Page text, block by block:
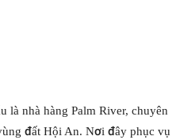
là nhà hàng Palm River, chuyên
đất Hội An. Nơi đây phục vụ